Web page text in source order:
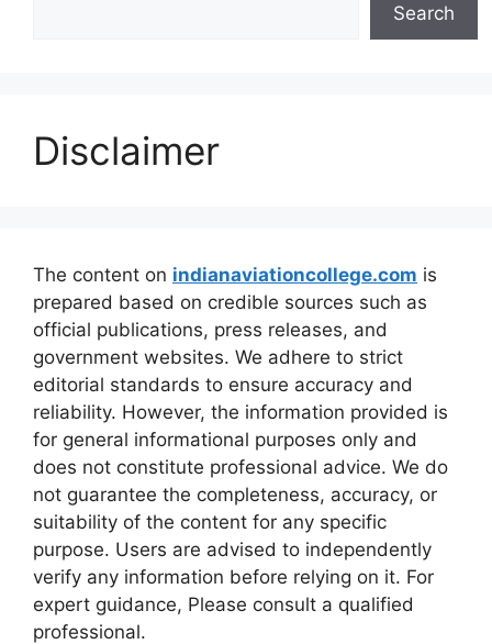
Search
Disclaimer
The content on indianaviationcollege.com is
prepared based on credible sources such as
official publications, press releases, and
government websites. We adhere to strict
editorial standards to ensure accuracy and
reliability. However, the information provided is
for general informational purposes only and
does not constitute professional advice. We do
not guarantee the completeness, accuracy, or
suitability of the content for any specific
purpose. Users are advised to independently
verify any information before relying on it. For
expert guidance, Please consult a qualified
professional.